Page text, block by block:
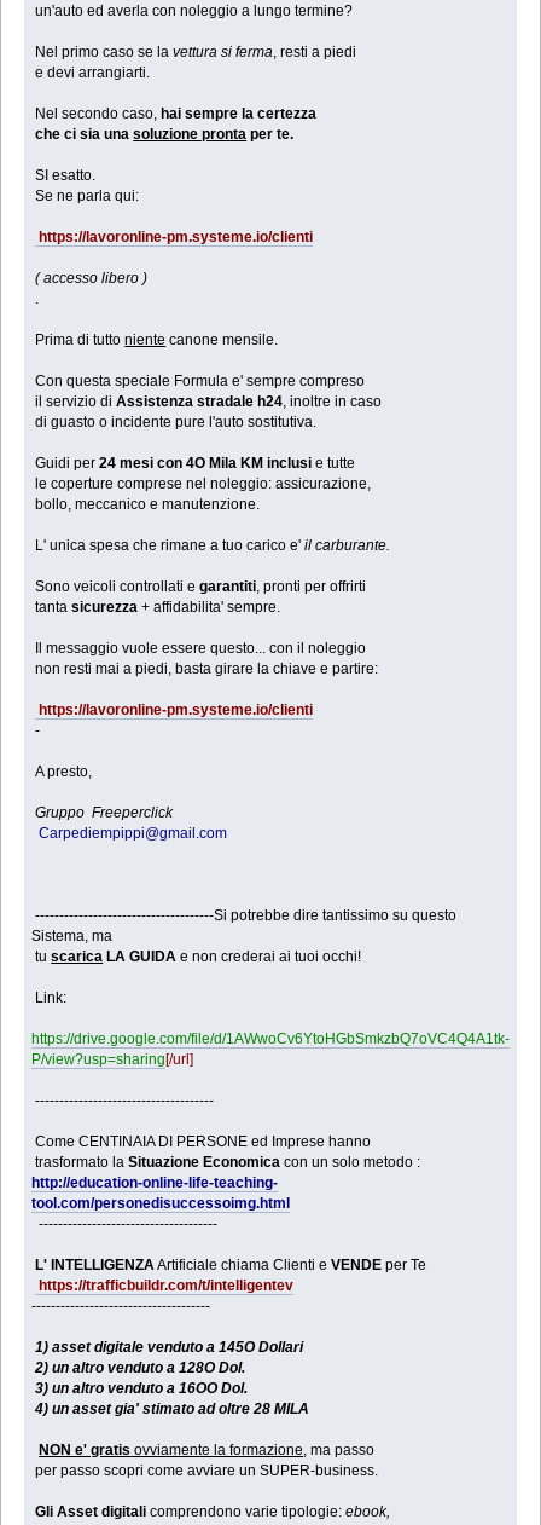
un'auto ed averla con noleggio a lungo termine?
Nel primo caso se lavettura si ferma , resti a piedi
e devi arrangiarti.
Nel secondo caso,hai sempre la certezza
che ci sia unasoluzione pronta per te.
SI esatto.
Se ne parla qui:
https://lavoronline-pm.systeme.io/clienti
( accesso libero )
Prima di tuttoniente canone mensile.
Con questa speciale Formula e' sempre compreso
il servizio diAssistenza stradale h24 , inoltre in caso
di guasto o incidente pure l'auto sostitutiva.
Guidi per24 mesi con 4O Mila KM inclusi e tutte
le coperture comprese nel noleggio: assicurazione,
bollo, meccanico e manutenzione.
L' unica spesa che rimane a tuo carico e'il carburante.
Sono veicoli controllati egarantiti , pronti per offrirti
tantasicurezza + affidabilita' sempre.
Il messaggio vuole essere questo... con il noleggio
non resti mai a piedi, basta girare la chiave e partire:
https://lavoronline-pm.systeme.io/clienti
-
A presto,
Gruppo Freeperclick
Carpediempippi@gmail.com
-------------------------------------Si potrebbe dire tantissimo su questo
Sistema, ma
tuscarica LA GUIDA e non crederai ai tuoi occhi!
Link:
https://drive.google.com/file/d/1AWwoCv6YtoHGbSmkzbQ7oVC4Q4A1tk-
P/view?usp=sharing[/url]
-------------------------------------
Come CENTINAIA DI PERSONE ed Imprese hanno
trasformato laSituazione Economica con un solo metodo :
http://education-online-life-teaching-
tool.com/personedisuccessoimg.html
-------------------------------------
L' INTELLIGENZA Artificiale chiama Clienti eVENDE per Te
https://trafficbuildr.com/t/intelligentev
-------------------------------------
1) asset digitale venduto a 145O Dollari
2) un altro venduto a 128O Dol.
3) un altro venduto a 16OO Dol.
4) un asset gia' stimato ad oltre 28 MILA
NON e' gratis ovviamente la formazione , ma passo
per passo scopri come avviare un SUPER-business.
Gli Asset digitali comprendono varie tipologie:ebook,